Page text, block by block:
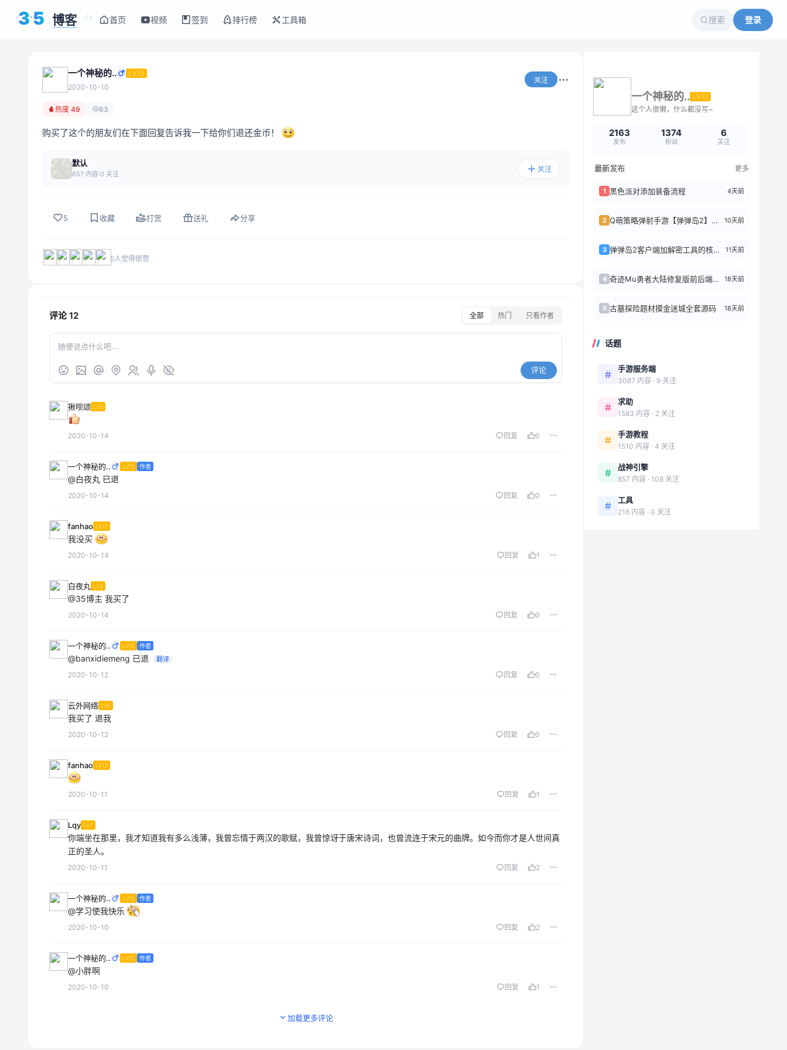
< />
35 博客 首页 视频 签到 排行榜 工具箱 搜索 登录
一个神秘的..
LV13
2020-10-10
关注
热度 49 83
购买了这个的朋友们在下面回复告诉我一下给你们退还金币！
默认
657 内容 0 关注
关注
5 收藏 打赏 送礼 分享
5人觉得很赞
评论12 全部 热门 只看作者
评论
揪呗颂 LV5
2020-10-14 回复 0
一个神秘的.. LV13 作者
@白夜丸 已退
2020-10-14 回复 0
fanhao LV12
我没买
2020-10-14 回复 1
白夜丸 LV3
@35博主 我买了
2020-10-14 回复 0
一个神秘的.. LV13 作者
@banxidiemeng 已退 翻译
2020-10-12 回复 0
云外网络 LV5
我买了 退我
2020-10-12 回复 0
fanhao LV12
2020-10-11 回复 1
Lqy LV7
你端坐在那里，我才知道我有多么浅薄，我曾忘情于两汉的歌赋，我曾惊讶于唐宋诗词，也曾流连于宋元的曲牌。如今而你才是人世间真
正的圣人。
2020-10-11 回复 2
一个神秘的.. LV13 作者
@学习使我快乐
2020-10-10 回复 2
一个神秘的.. LV13 作者
@小胖啊
2020-10-10 回复 1
加载更多评论
一个神秘的.. LV13
这个人很懒，什么都没写~
2163
发布
1374
粉丝
6
关注
最新发布 更多
1 黑色派对添加装备流程 4天前
2 Q萌策略弹射手游【弹弹岛2】前后端全套源码+搭建教程 10天前
3 弹弹岛2客户端加解密工具的核心逻辑 11天前
4 奇迹Mu勇者大陆修复版前后端源代码+Linux手工端 18天前
5 古墓探险题材摸金迷城全套源码 18天前
话题
手游服务端
3087 内容 · 9 关注
求助
1583 内容 · 2 关注
手游教程
1510 内容 · 4 关注
战神引擎
857 内容 · 108 关注
工具
216 内容 · 0 关注